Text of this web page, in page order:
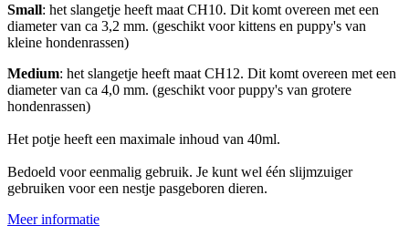
Small: het slangetje heeft maat CH10. Dit komt overeen met een
diameter van ca 3,2 mm. (geschikt voor kittens en puppy's van
kleine hondenrassen)
Medium: het slangetje heeft maat CH12. Dit komt overeen met een
diameter van ca 4,0 mm. (geschikt voor puppy's van grotere
hondenrassen)
Het potje heeft een maximale inhoud van 40ml.
Bedoeld voor eenmalig gebruik. Je kunt wel één slijmzuiger
gebruiken voor een nestje pasgeboren dieren.
Meer informatie